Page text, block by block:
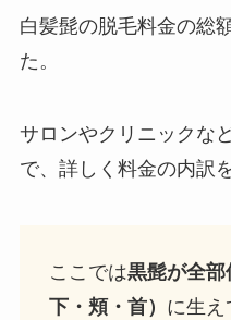
白髪髭の脱毛料金の総
た。
サロンやクリニックな
で、詳しく料金の内訳
ここでは黒髭が全
下・頬・首） に生え